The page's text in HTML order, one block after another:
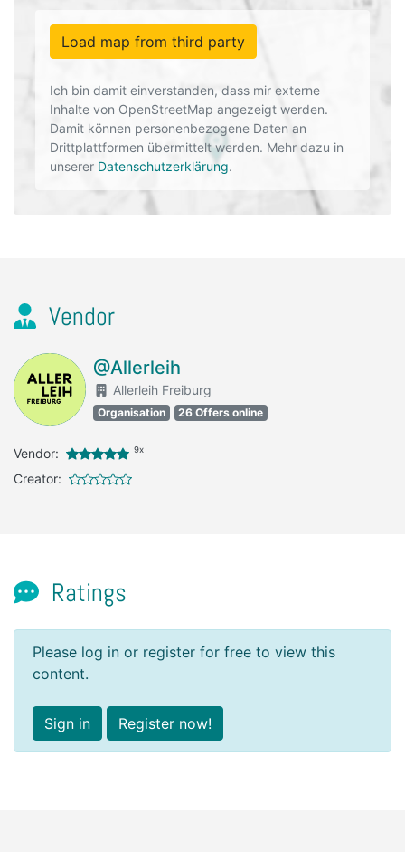
Load map from third party
Ich bin damit einverstanden, dass mir externe
Inhalte von OpenStreetMap angezeigt werden.
Damit können personenbezogene Daten an
Drittplattformen übermittelt werden. Mehr dazu in
unserer Datenschutzerklärung.
Vendor
@Allerleih
Allerleih Freiburg
Organisation 26 Offers online
Vendor: 9x
Creator:
Ratings
Please log in or register for free to view this
content.
Sign in Register now!